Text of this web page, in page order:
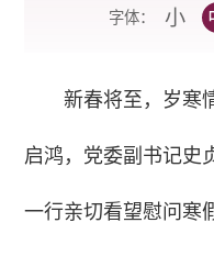
字体：
小
新春将至，岁寒
启鸿，党委副书记史
一行亲切看望慰问寒